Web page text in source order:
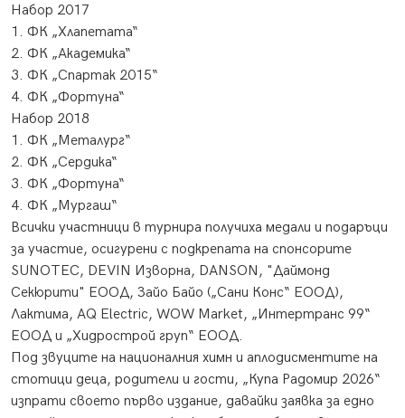
Набор 2017
1. ФК „Хлапетата“
2. ФК „Академика“
3. ФК „Спартак 2015“
4. ФК „Фортуна“
Набор 2018
1. ФК „Металург“
2. ФК „Сердика“
3. ФК „Фортуна“
4. ФК „Мургаш“
Всички участници в турнира получиха медали и подаръци
за участие, осигурени с подкрепата на спонсорите
SUNOTEC, DEVIN Изворна, DANSON, "Даймонд
Секюрити" ЕООД, Зайо Байо („Сани Конс“ ЕООД),
Лактима, AQ Electric, WOW Market, „Интертранс 99“
ЕООД и „Хидрострой груп“ ЕООД.
Под звуците на националния химн и аплодисментите на
стотици деца, родители и гости, „Купа Радомир 2026“
изпрати своето първо издание, давайки заявка за едно